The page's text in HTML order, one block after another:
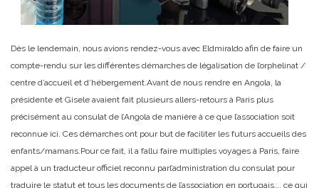
Dès le lendemain, nous avions rendez-vous avec Eldmiraldo afin de faire un
compte-rendu sur les différentes démarches de légalisation de l’orphelinat /
centre d’accueil et d’hébergement. Avant de nous rendre en Angola, la
présidente et Gisele avaient fait plusieurs allers-retours à Paris plus
précisément au consulat de l’Angola de manière à ce que l’association soit
reconnue ici. Ces démarches ont pour but de faciliter les futurs accueils des
enfants/mamans. Pour ce fait, il a fallu faire multiples voyages à Paris, faire
appel à un traducteur officiel reconnu parl’administration du consulat pour
traduire le statut et tous les documents de l’association en portugais…, ce qui